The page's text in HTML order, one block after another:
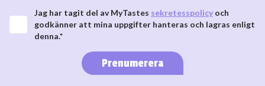
Jag har tagit del av MyTastes sekretesspolicy och
godkänner att mina uppgifter hanteras och lagras enligt
denna.*
Prenumerera